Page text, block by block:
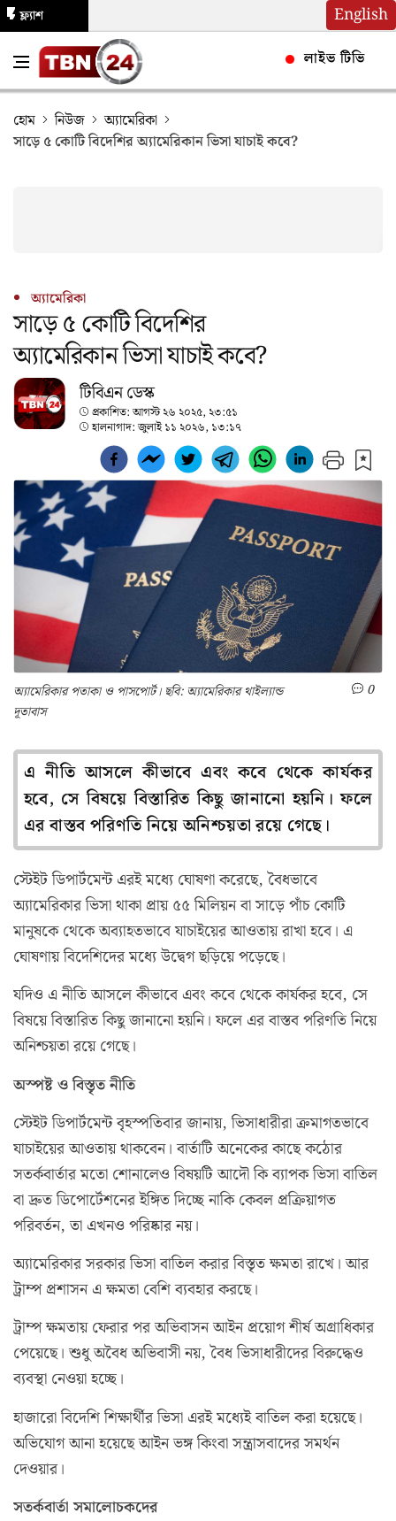
English
ফ্ল্যাশ
লাইভ টিভি
হোম নিউজ
অ্যামেরিকা
সাড়ে ৫ কোটি বিদেশির অ্যামেরিকান ভিসা যাচাই কবে?
অ্যামেরিকা
সাড়ে ৫ কোটি বিদেশির
অ্যামেরিকান ভিসা যাচাই কবে?
টিবিএন ডেস্ক
প্রকাশিত:আগস্ট ২৬ ২০২৫, ২৩:৫১
হালনাগাদ:জুলাই ১১ ২০২৬, ১৩:১৭
অ্যামেরিকার পতাকা ও পাসপোর্ট। ছবি: অ্যামেরিকার থাইল্যান্ড
দূতাবাস
0
এ নীতি আসলে কীভাবে এবং কবে থেকে কার্যকর
হবে, সে বিষয়ে বিস্তারিত কিছু জানানো হয়নি। ফলে
এর বাস্তব পরিণতি নিয়ে অনিশ্চয়তা রয়ে গেছে।
স্টেইট ডিপার্টমেন্ট এরই মধ্যে ঘোষণা করেছে, বৈধভাবে
অ্যামেরিকার ভিসা থাকা প্রায় ৫৫ মিলিয়ন বা সাড়ে পাঁচ কোটি
মানুষকে থেকে অব্যাহতভাবে যাচাইয়ের আওতায় রাখা হবে। এ
ঘোষণায় বিদেশিদের মধ্যে উদ্বেগ ছড়িয়ে পড়েছে।
যদিও এ নীতি আসলে কীভাবে এবং কবে থেকে কার্যকর হবে, সে
বিষয়ে বিস্তারিত কিছু জানানো হয়নি। ফলে এর বাস্তব পরিণতি নিয়ে
অনিশ্চয়তা রয়ে গেছে।
অস্পষ্ট ও বিস্তৃত নীতি
স্টেইট ডিপার্টমেন্ট বৃহস্পতিবার জানায়, ভিসাধারীরা ক্রমাগতভাবে
যাচাইয়ের আওতায় থাকবেন। বার্তাটি অনেকের কাছে কঠোর
সতর্কবার্তার মতো শোনালেও বিষয়টি আদৌ কি ব্যাপক ভিসা বাতিল
বা দ্রুত ডিপোর্টেশনের ইঙ্গিত দিচ্ছে নাকি কেবল প্রক্রিয়াগত
পরিবর্তন, তা এখনও পরিষ্কার নয়।
অ্যামেরিকার সরকার ভিসা বাতিল করার বিস্তৃত ক্ষমতা রাখে। আর
ট্রাম্প প্রশাসন এ ক্ষমতা বেশি ব্যবহার করছে।
ট্রাম্প ক্ষমতায় ফেরার পর অভিবাসন আইন প্রয়োগ শীর্ষ অগ্রাধিকার
পেয়েছে। শুধু অবৈধ অভিবাসী নয়, বৈধ ভিসাধারীদের বিরুদ্ধেও
ব্যবস্থা নেওয়া হচ্ছে।
হাজারো বিদেশি শিক্ষার্থীর ভিসা এরই মধ্যেই বাতিল করা হয়েছে।
অভিযোগ আনা হয়েছে আইন ভঙ্গ কিংবা সন্ত্রাসবাদের সমর্থন
দেওয়ার।
সতর্কবার্তা সমালোচকদের